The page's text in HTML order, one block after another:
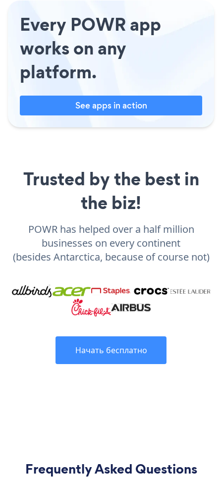
Every POWR app
works on any
platform.
See apps in action
Trusted by the best in
the biz!
POWR has helped over a half million
businesses on every continent
(besides Antarctica, because of course not)
Начать бесплатно
Frequently Asked Questions